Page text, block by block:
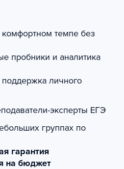
темпе без
пробники и аналитика
личного
эксперты ЕГЭ
группах по
гарантия
на бюджет